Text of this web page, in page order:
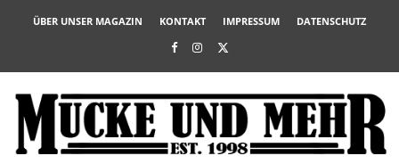
ÜBER UNSER MAGAZIN KONTAKT IMPRESSUM DATENSCHUTZ